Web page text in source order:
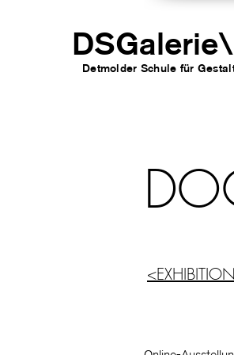
Detmolder Schule für Gesta
\
DSGalerie